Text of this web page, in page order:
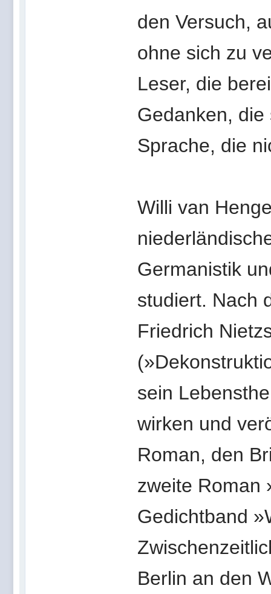
den Versuch,
ohne sich zu
Leser, die
Gedanken,
Sprache, die
Willi van
Germanistik
studiert. Nach
Friedrich
sein
wirken und
Roman, den
zweite Roman
Gedichtband
Berlin an den